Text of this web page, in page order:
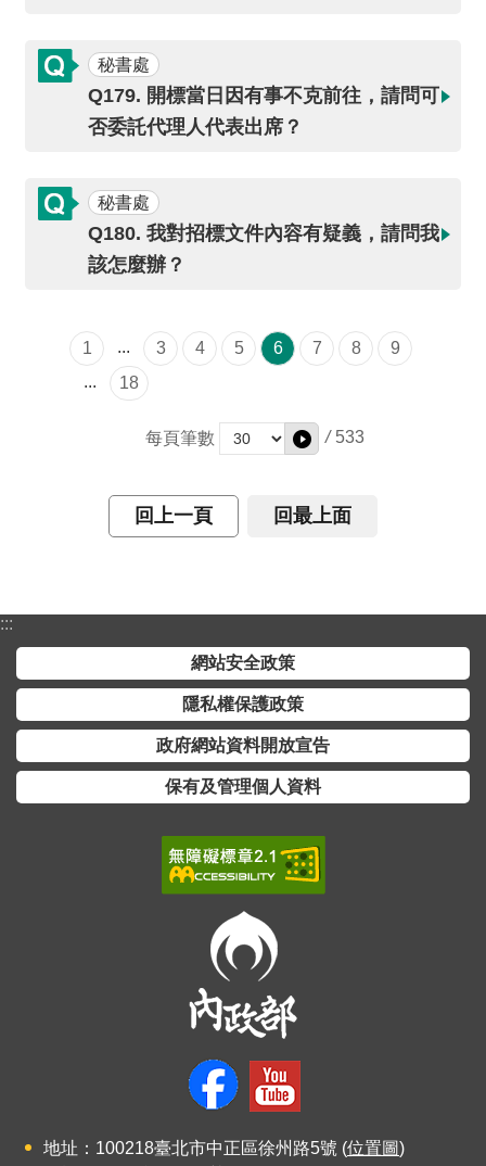
秘書處
Q179. 開標當日因有事不克前往，請問可
否委託代理人代表出席？
秘書處
Q180. 我對招標文件內容有疑義，請問我
該怎麼辦？
1 ... 3 4 5 6 7 8
9
...
18
每頁筆數 / 533
回上一頁 回最上面
:::
網站安全政策
隱私權保護政策
政府網站資料開放宣告
保有及管理個人資料
地址：100218臺北市中正區徐州路5號 (位置圖)